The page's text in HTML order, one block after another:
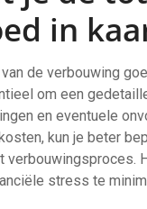
in
de verbouwing
om een
en eventuele
kun je beter
verbouwingsproces.
stress te